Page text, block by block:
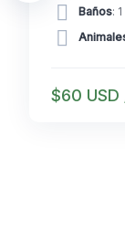
Baños: 1
$60